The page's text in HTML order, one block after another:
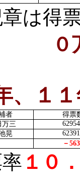
は得
０
１１
者
得票
万三
晃
－
１０